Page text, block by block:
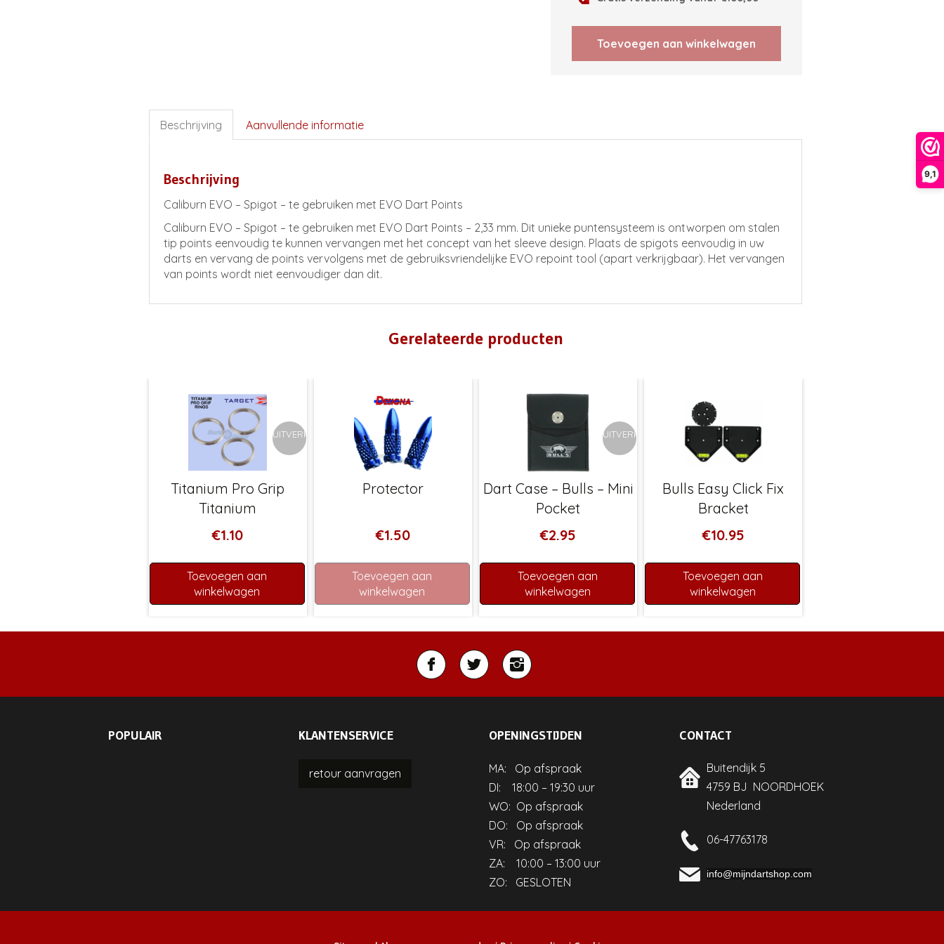
9,1
Dart
aantal
Toevoegen aan winkelwagen
Beschrijving Aanvullende informatie
Beschrijving
Caliburn EVO – Spigot – te gebruiken met EVO Dart Points
Caliburn EVO – Spigot – te gebruiken met EVO Dart Points – 2,33 mm. Dit unieke puntensysteem is ontworpen om stalen
tip points eenvoudig te kunnen vervangen met het concept van het sleeve design. Plaats de spigots eenvoudig in uw
darts en vervang de points vervolgens met de gebruiksvriendelijke EVO repoint tool (apart verkrijgbaar). Het vervangen
van points wordt niet eenvoudiger dan dit.
Gerelateerde producten
UITVERKOCHT
Titanium Pro Grip
Titanium
€1.10
Toevoegen aan
winkelwagen
Protector
€1.50
Toevoegen aan
winkelwagen
UITVERKOCHT
Dart Case – Bulls – Mini
Pocket
€2.95
Toevoegen aan
winkelwagen
Bulls Easy Click Fix
Bracket
€10.95
Toevoegen aan
winkelwagen
POPULAIR KLANTENSERVICE
retour aanvragen
OPENINGSTIJDEN
MA: Op afspraak
DI: 18:00 – 19:30 uur
WO: Op afspraak
DO: Op afspraak
VR: Op afspraak
ZA: 10:00 – 13:00 uur
ZO: GESLOTEN
CONTACT
Buitendijk 5
4759 BJ NOORDHOEK
Nederland
06-47763178
info@mijndartshop.com